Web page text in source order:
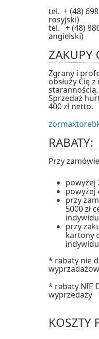
tel. + (48)
rosyjski)
tel. + (48)
angielski)
ZAKUPY
Zgrany i
obsłuży Cię
starannością.
Sprzedaż
400 zł netto.
RABATY:
Przy
powyżej
powyżej
przy
5000 zł
przy
kartony
* rabaty nie
* rabaty NIE
wyprzedaży
KOSZTY